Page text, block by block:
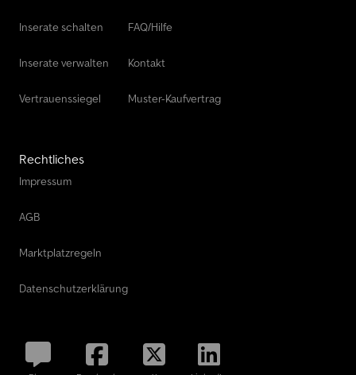
Inserate schalten
Inserate verwalten
Vertrauenssiegel
FAQ/Hilfe
Kontakt
Muster-Kaufvertrag
Rechtliches
Impressum
AGB
Marktplatzregeln
Datenschutzerklärung